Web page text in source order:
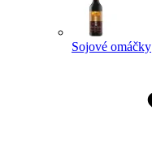
Sojové omáčky